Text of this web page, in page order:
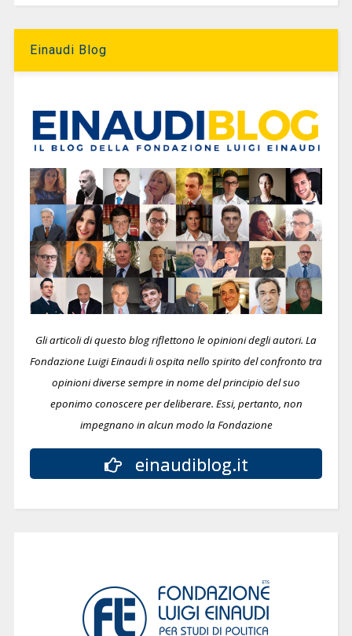
Einaudi Blog
Gli articoli di questo blog riflettono le opinioni degli autori. La
Fondazione Luigi Einaudi li ospita nello spirito del confronto tra
opinioni diverse sempre in nome del principio del suo
eponimo conoscere per deliberare. Essi, pertanto, non
impegnano in alcun modo la Fondazione
einaudiblog.it